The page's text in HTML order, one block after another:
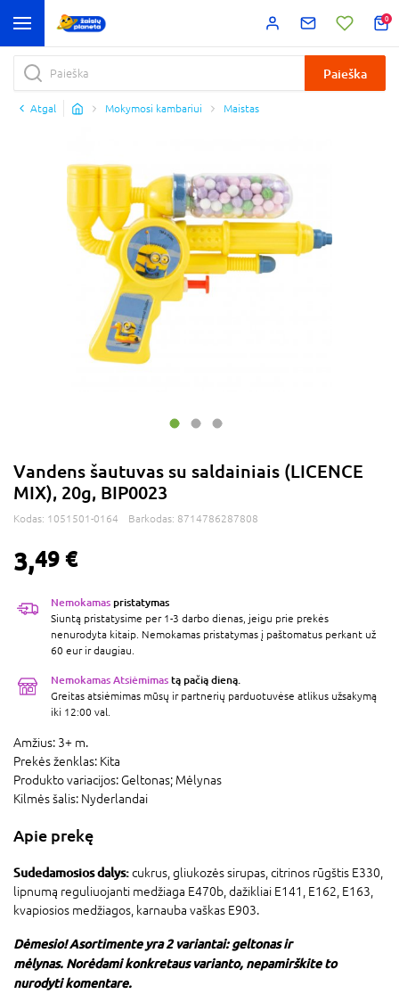
0
Paieška
Atgal Mokymosi kambariui Maistas
Vandens šautuvas su saldainiais (LICENCE
MIX), 20g, BIP0023
Kodas: 1051501-0164 Barkodas: 8714786287808
3,49 €
Nemokamas pristatymas
Siuntą pristatysime per 1-3 darbo dienas, jeigu prie prekės
nenurodyta kitaip. Nemokamas pristatymas į paštomatus perkant už
60 eur ir daugiau.
Nemokamas Atsiėmimas tą pačią dieną.
Greitas atsiėmimas mūsų ir partnerių parduotuvėse atlikus užsakymą
iki 12:00 val.
Amžius: 3+ m.
Prekės ženklas: Kita
Produkto variacijos: Geltonas; Mėlynas
Kilmės šalis: Nyderlandai
Apie prekę
Sudedamosios dalys:cukrus, gliukozės sirupas, citrinos rūgštis E330,
lipnumą reguliuojanti medžiaga E470b, dažikliai E141, E162, E163,
kvapiosios medžiagos, karnauba vaškas E903.
Dėmesio! Asortimente yra 2 variantai: geltonas ir
mėlynas. Norėdami konkretaus varianto, nepamirškite to
nurodyti komentare.